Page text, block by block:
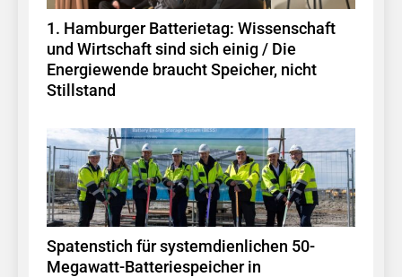
1. Hamburger Batterietag: Wissenschaft
und Wirtschaft sind sich einig / Die
Energiewende braucht Speicher, nicht
Stillstand
Spatenstich für systemdienlichen 50-
Megawatt-Batteriespeicher in